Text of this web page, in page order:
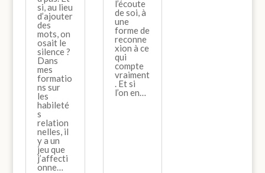
si, au lieu
d’ajouter
des
mots, on
osait le
silence ?
Dans
mes
formatio
ns sur
les
habileté
s
relation
nelles, il
y a un
jeu que
j’affecti
onne…
l’écoute
de soi, à
une
forme de
reconne
xion à ce
qui
compte
vraiment
. Et si
l’on en…